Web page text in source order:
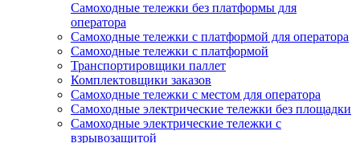
Самоходные тележки без платформы для
оператора
Самоходные тележки с платформой для оператора
Самоходные тележки с платформой
Транспортировщики паллет
Комплектовщики заказов
Самоходные тележки с местом для оператора
Самоходные электрические тележки без площадки
Самоходные электрические тележки с
взрывозащитой